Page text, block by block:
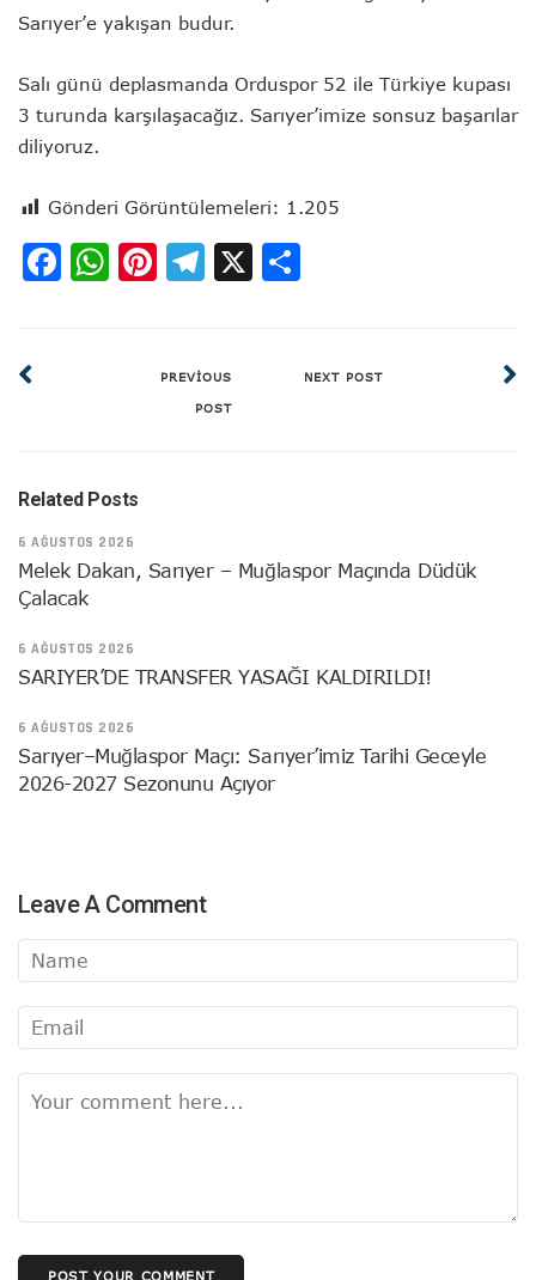
Sarıyer’e yakışan budur.
Salı günü deplasmanda Orduspor 52 ile Türkiye kupası
3 turunda karşılaşacağız. Sarıyer’imize sonsuz başarılar
diliyoruz.
Gönderi Görüntülemeleri: 1.205
Facebook
WhatsApp
Pinterest
Telegram
X
PREVIOUS
POST
NEXT POST
Related Posts
6 AĞUSTOS 2026
Melek Dakan, Sarıyer – Muğlaspor Maçında Düdük
Çalacak
6 AĞUSTOS 2026
SARIYER’DE TRANSFER YASAĞI KALDIRILDI!
6 AĞUSTOS 2026
Sarıyer–Muğlaspor Maçı: Sarıyer’imiz Tarihi Geceyle
2026-2027 Sezonunu Açıyor
Leave A Comment
POST YOUR COMMENT